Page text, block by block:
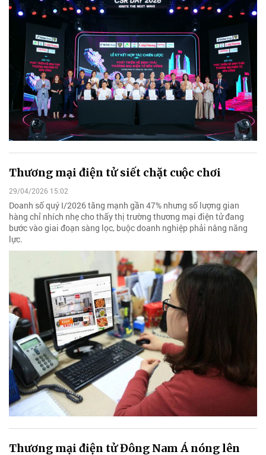
Thương mại điện tử siết chặt cuộc chơi
29/04/2026 15:02
Doanh số quý I/2026 tăng mạnh gần 47% nhưng số lượng gian
hàng chỉ nhích nhẹ cho thấy thị trường thương mại điện tử đang
bước vào giai đoạn sàng lọc, buộc doanh nghiệp phải nâng năng
lực.
Thương mại điện tử Đông Nam Á nóng lên